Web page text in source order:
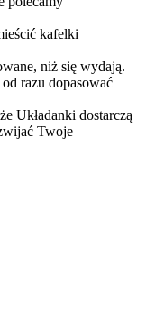
kafelki
niż się wydają.
razu dopasować
Układanki dostarczą
Twoje